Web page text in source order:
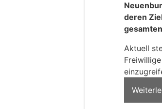
deren
Aktuell